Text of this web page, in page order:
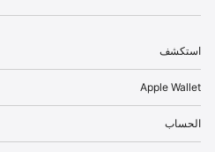
r
p
l
e
استكشف
Apple Wallet
الحساب